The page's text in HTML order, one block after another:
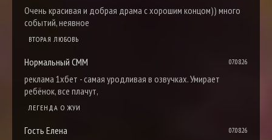
Очень красивая и добрая драма с хорошим концом)) много
событий, неявное
ВТОРАЯ ЛЮБОВЬ
Нормальный СММ 07.08.26
реклама 1хбет - самая уродливая в озвучках. Умирает
ребёнок, все плачут,
ЛЕГЕНДА О ЖУИ
Гость Елена 07.08.26